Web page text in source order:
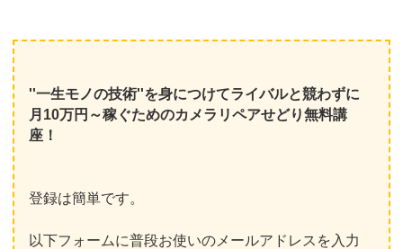
''一生モノの技術''を身につけてライバルと競わずに
月10万円～稼ぐためのカメラリペアせどり無料講
座！
登録は簡単です。
以下フォームに普段お使いのメールアドレスを入力